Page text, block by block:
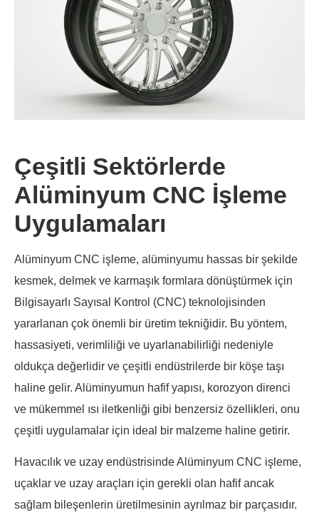
Çeşitli Sektörlerde
Alüminyum CNC İşleme
Uygulamaları
Alüminyum CNC işleme, alüminyumu hassas bir şekilde
kesmek, delmek ve karmaşık formlara dönüştürmek için
Bilgisayarlı Sayısal Kontrol (CNC) teknolojisinden
yararlanan çok önemli bir üretim tekniğidir. Bu yöntem,
hassasiyeti, verimliliği ve uyarlanabilirliği nedeniyle
oldukça değerlidir ve çeşitli endüstrilerde bir köşe taşı
haline gelir. Alüminyumun hafif yapısı, korozyon direnci
ve mükemmel ısı iletkenliği gibi benzersiz özellikleri, onu
çeşitli uygulamalar için ideal bir malzeme haline getirir.
Havacılık ve uzay endüstrisinde Alüminyum CNC işleme,
uçaklar ve uzay araçları için gerekli olan hafif ancak
sağlam bileşenlerin üretilmesinin ayrılmaz bir parçasıdır.